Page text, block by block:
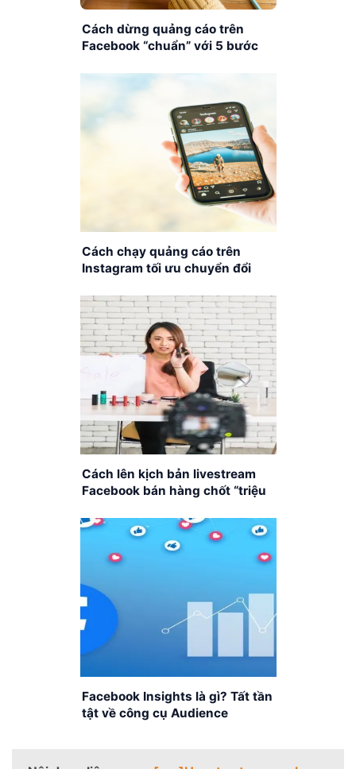
Cách dừng quảng cáo trên
Facebook “chuẩn” với 5 bước
Cách chạy quảng cáo trên
Instagram tối ưu chuyển đổi
Cách lên kịch bản livestream
Facebook bán hàng chốt “triệu
Facebook Insights là gì? Tất tần
tật về công cụ Audience